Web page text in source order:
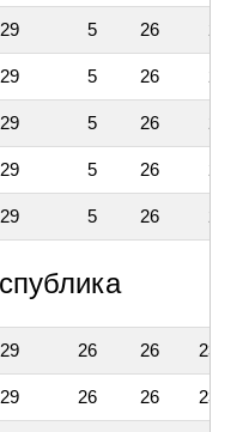
29 5 26
29 5 26
29 5 26
29 5 26
29 5 26
29 26 26 23
29 26 26 23